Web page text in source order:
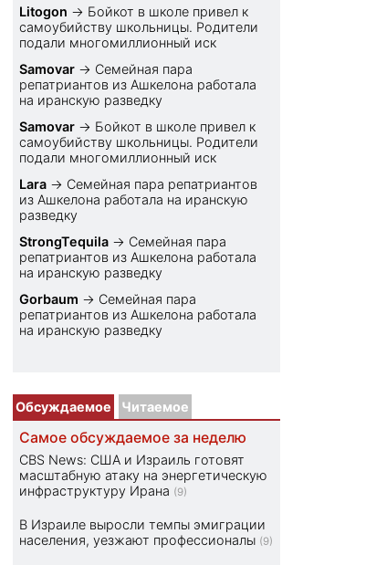
Litogon → Бойкот в школе привел к
самоубийству школьницы. Родители
подали многомиллионный иск
Samovar → Семейная пара
репатриантов из Ашкелона работала
на иранскую разведку
Samovar → Бойкот в школе привел к
самоубийству школьницы. Родители
подали многомиллионный иск
Lara → Семейная пара репатриантов
из Ашкелона работала на иранскую
разведку
StrongTequila → Семейная пара
репатриантов из Ашкелона работала
на иранскую разведку
Gorbaum → Семейная пара
репатриантов из Ашкелона работала
на иранскую разведку
Обсуждаемое Читаемое
Самое обсуждаемое за неделю
CBS News: США и Израиль готовят
масштабную атаку на энергетическую
инфраструктуру Ирана (9)
В Израиле выросли темпы эмиграции
населения, уезжают профессионалы (9)